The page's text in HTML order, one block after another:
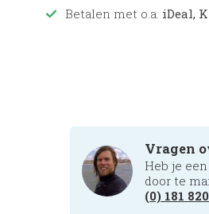
Betalen met o.a. iDeal,
Vragen
Heb je
door te
(0) 181